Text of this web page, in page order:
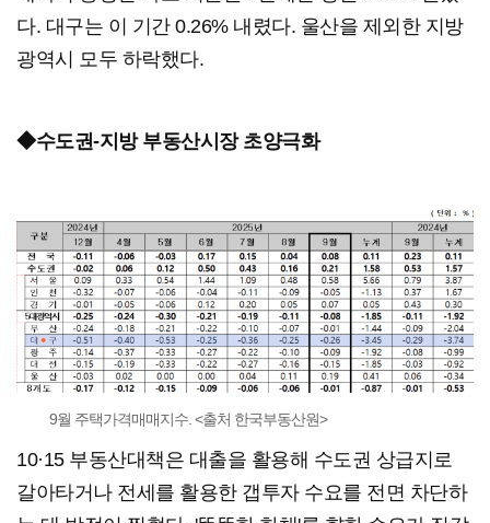
다. 대구는 이 기간 0.26% 내렸다. 울산을 제외한 지방
광역시 모두 하락했다.
◆수도권-지방 부동산시장 초양극화
9월 주택가격매매지수. <출처 한국부동산원>
10·15 부동산대책은 대출을 활용해 수도권 상급지로
갈아타거나 전세를 활용한 갭투자 수요를 전면 차단하